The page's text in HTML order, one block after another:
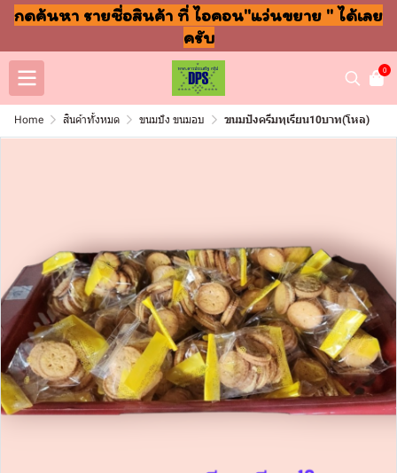
กดค้นหา รายชื่อสินค้า ที่ ไอคอน"แว่นขยาย " ได้เลย
ครับ
0
Home สินค้าทั้งหมด ขนมปัง ขนมอบ ขนมปังครีมทุเรียน10บาท(โหล)